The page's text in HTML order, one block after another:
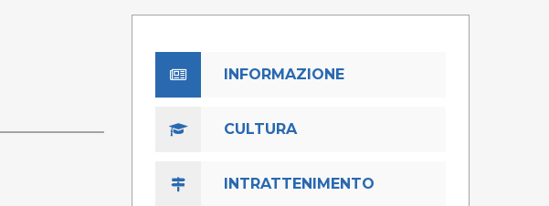
INFORMAZIONE
CULTURA
INTRATTENIMENTO